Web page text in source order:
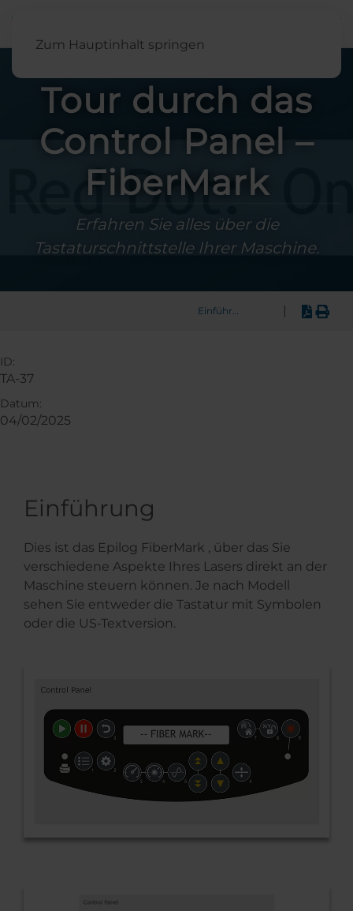
Zum Hauptinhalt springen
Tour durch das
Control Panel –
FiberMark
Erfahren Sie alles über die
Tastaturschnittstelle Ihrer Maschine.
Einführung
Einführung
Dies ist das Epilog FiberMark , über das Sie
verschiedene Aspekte Ihres Lasers direkt an der
Maschine steuern können. Je nach Modell
sehen Sie entweder die Tastatur mit Symbolen
oder die US-Textversion.
ID:
TA-37
Datum:
04/02/2025